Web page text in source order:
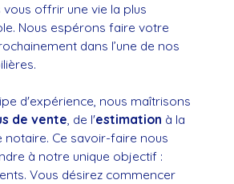
offrir une vie la plus
Nous espérons faire votre
dans l’une de nos
d'expérience, nous maîtrisons
de vente, de l'estimation à la
notaire. Ce savoir-faire nous
à notre unique objectif :
Vous désirez commencer